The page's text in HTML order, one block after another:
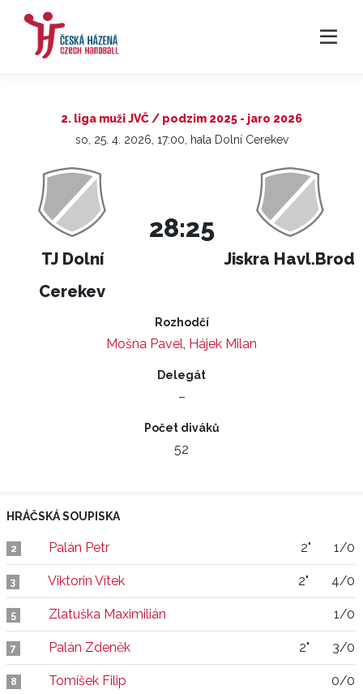
2. liga muži JVČ / podzim 2025 - jaro 2026
so, 25. 4. 2026, 17:00, hala Dolní Cerekev
TJ Dolní
Cerekev
28:25
Jiskra Havl.Brod
Rozhodčí
Mošna Pavel, Hájek Milan
Delegát
–
Počet diváků
52
HRÁČSKÁ SOUPISKA
2 Palán Petr 2" 1/0
3 Viktorin Vítek 2" 4/0
5 Zlatuška Maximilián 1/0
7 Palán Zdeněk 2" 3/0
8 Tomíšek Filip 0/0